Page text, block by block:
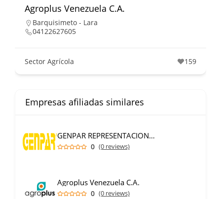
Agroplus Venezuela C.A.
Barquisimeto - Lara
04122627605
Sector Agrícola 159
Empresas afiliadas similares
GENPAR REPRESENTACIONES C.A.
0 (0 reviews)
Agroplus Venezuela C.A.
0 (0 reviews)